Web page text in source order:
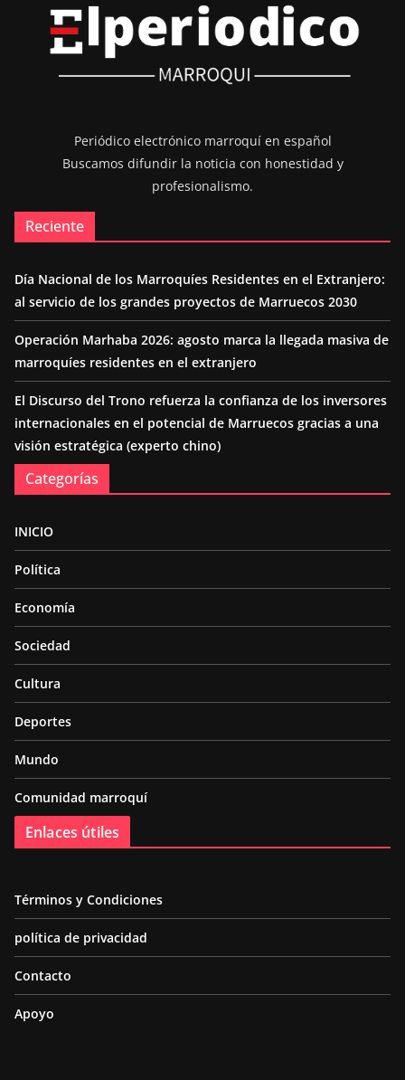
Periódico electrónico marroquí en español
Buscamos difundir la noticia con honestidad y
profesionalismo.
Reciente
Día Nacional de los Marroquíes Residentes en el Extranjero:
al servicio de los grandes proyectos de Marruecos 2030
Operación Marhaba 2026: agosto marca la llegada masiva de
marroquíes residentes en el extranjero
El Discurso del Trono refuerza la confianza de los inversores
internacionales en el potencial de Marruecos gracias a una
visión estratégica (experto chino)
Categorías
INICIO
Política
Economía
Sociedad
Cultura
Deportes
Mundo
Comunidad marroquí
Enlaces útiles
Términos y Condiciones
política de privacidad
Contacto
Apoyo